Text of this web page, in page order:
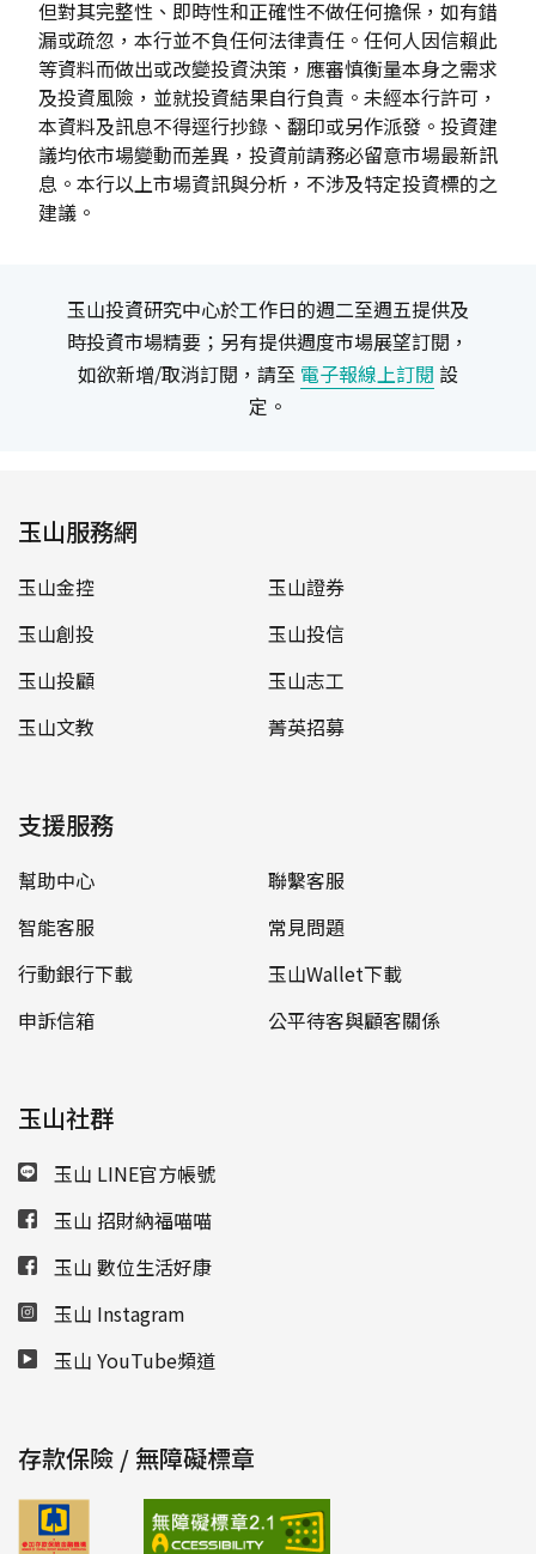
但對其完整性、即時性和正確性不做任何擔保，如有錯
漏或疏忽，本行並不負任何法律責任。任何人因信賴此
等資料而做出或改變投資決策，應審慎衡量本身之需求
及投資風險，並就投資結果自行負責。未經本行許可，
本資料及訊息不得逕行抄錄、翻印或另作派發。投資建
議均依市場變動而差異，投資前請務必留意市場最新訊
息。本行以上市場資訊與分析，不涉及特定投資標的之
建議。
玉山投資研究中心於工作日的週二至週五提供及
時投資市場精要；另有提供週度市場展望訂閱，
如欲新增/取消訂閱，請至 電子報線上訂閱 設
定。
玉山服務網
玉山金控
玉山證券
玉山創投
玉山投信
玉山投顧
玉山志工
玉山文教
菁英招募
支援服務
幫助中心
聯繫客服
智能客服
常見問題
行動銀行下載
玉山Wallet下載
申訴信箱
公平待客與顧客關係
玉山社群
玉山 LINE官方帳號
玉山 招財納福喵喵
玉山 數位生活好康
玉山 Instagram
玉山 YouTube頻道
存款保險 / 無障礙標章